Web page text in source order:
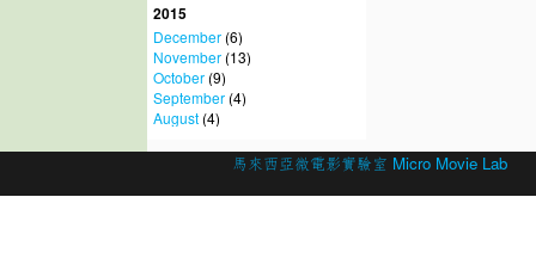
2015
December(6)
November(13)
October(9)
September(4)
August(4)
馬來西亞微電影實驗室 Micro Movie Lab